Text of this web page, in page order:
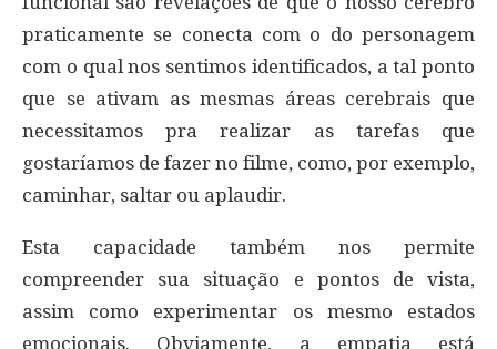
praticamente se conecta com o do personagem
com o qual nos sentimos identificados, a tal ponto
que se ativam as mesmas áreas cerebrais que
necessitamos pra realizar as tarefas que
gostaríamos de fazer no filme, como, por exemplo,
caminhar, saltar ou aplaudir.
Esta capacidade também nos permite
compreender sua situação e pontos de vista,
assim como experimentar os mesmo estados
emocionais. Obviamente, a empatia está